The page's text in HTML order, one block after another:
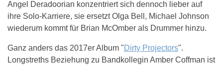
Angel Deradoorian konzentriert sich dennoch lieber auf
ihre Solo-Karriere, sie ersetzt Olga Bell, Michael Johnson
wiederum kommt für Brian McOmber als Drummer hinzu.
Ganz anders das 2017er Album "Dirty Projectors".
Longstreths Beziehung zu Bandkollegin Amber Coffman ist